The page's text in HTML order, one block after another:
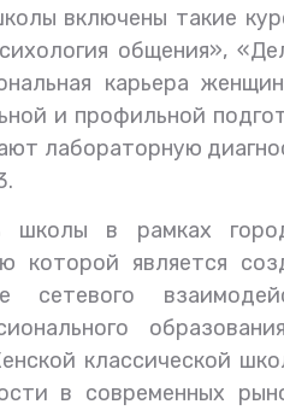
включены такие
общения»,
карьера
и профильной
лабораторную
школы в рамках
которой является
сетевого
классической
в современных